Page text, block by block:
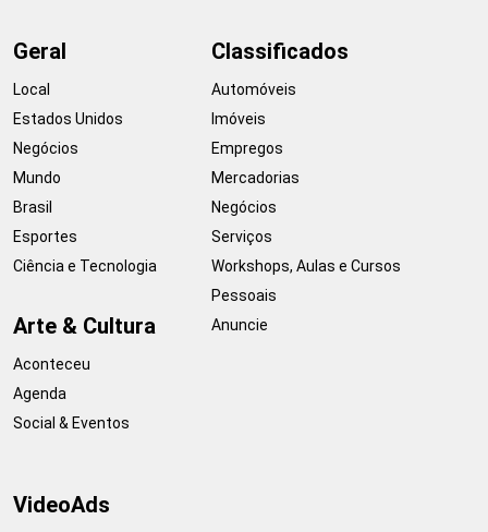
Geral
Local
Estados Unidos
Negócios
Mundo
Brasil
Esportes
Ciência e Tecnologia
Arte & Cultura
Aconteceu
Agenda
Social & Eventos
Classificados
Automóveis
Imóveis
Empregos
Mercadorias
Negócios
Serviços
Workshops, Aulas e Cursos
Pessoais
Anuncie
VideoAds